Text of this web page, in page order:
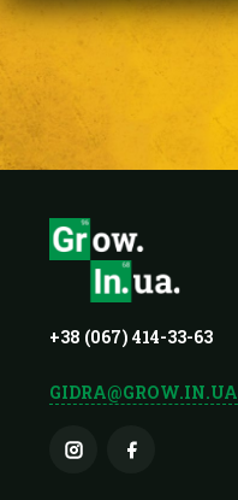
+38 (067) 414-33-63
GIDRA@GROW.IN.UA